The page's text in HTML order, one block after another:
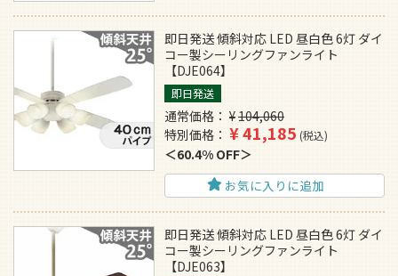
即日発送 傾斜対応 LED 昼白色 6灯 ダイ
コー製シーリングファンライト
【DJE064】
即日発送
通常価格 ¥104,060
特別価格
¥41,185 税込
60.4% OFF
お気に入りに追加
即日発送 傾斜対応 LED 昼白色 6灯 ダイ
コー製シーリングファンライト
【DJE063】